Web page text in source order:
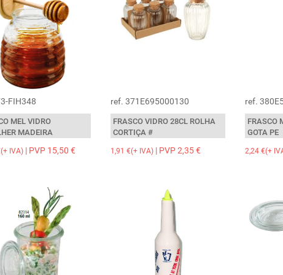
FIH348
MEL VIDRO
MADEIRA
IVA)| PVP 15,50 €
ref. 371E695000130
FRASCO VIDRO 28CL ROLHA
CORTIÇA #
1,91 €(+ IVA)| PVP 2,35 €
ref.
FRASCO
GOTA PE
2,24 €(+